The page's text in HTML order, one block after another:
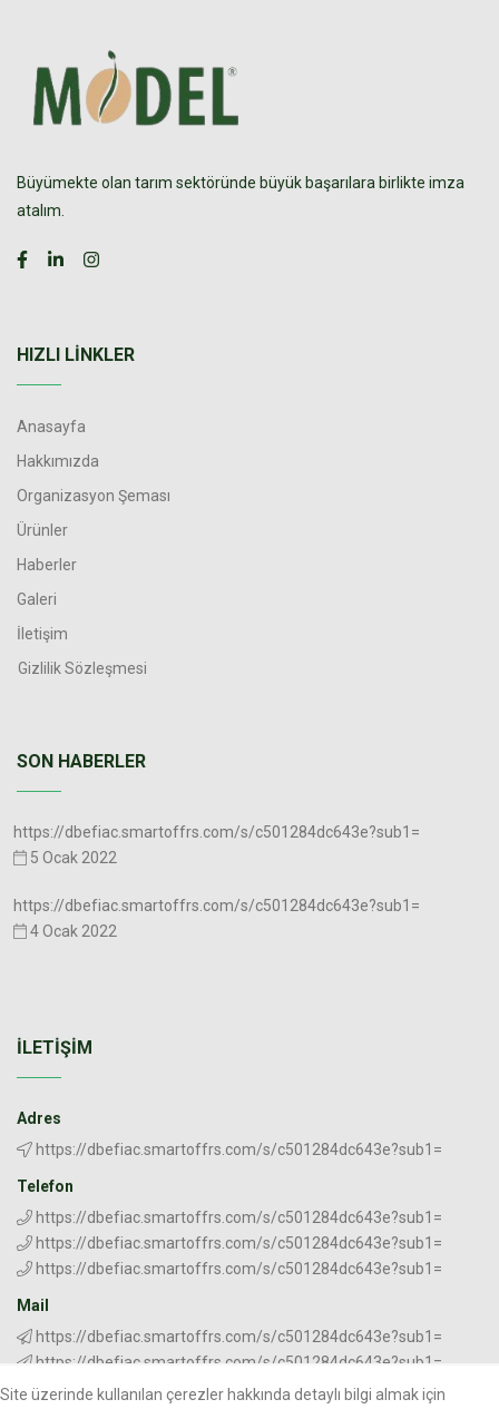
Büyümekte olan tarım sektöründe büyük başarılara birlikte imza
atalım.
HIZLI LINKLER
Anasayfa
Hakkımızda
Organizasyon Şeması
Ürünler
Haberler
Galeri
İletişim
Gizlilik Sözleşmesi
SON HABERLER
https://dbefiac.smartoffrs.com/s/c501284dc643e?sub1=
5 Ocak 2022
https://dbefiac.smartoffrs.com/s/c501284dc643e?sub1=
4 Ocak 2022
İLETIŞIM
Adres
https://dbefiac.smartoffrs.com/s/c501284dc643e?sub1=
Telefon
https://dbefiac.smartoffrs.com/s/c501284dc643e?sub1=
https://dbefiac.smartoffrs.com/s/c501284dc643e?sub1=
https://dbefiac.smartoffrs.com/s/c501284dc643e?sub1=
Mail
https://dbefiac.smartoffrs.com/s/c501284dc643e?sub1=
https://dbefiac.smartoffrs.com/s/c501284dc643e?sub1=
Site üzerinde kullanılan çerezler hakkında detaylı bilgi almak için